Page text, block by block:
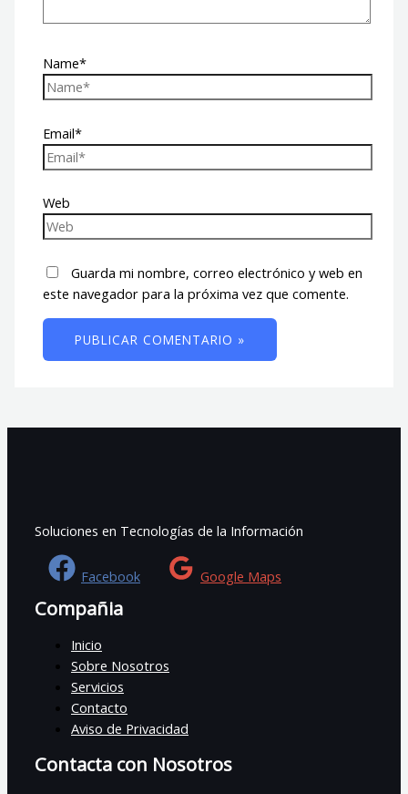
Name*
Email*
Web
Guarda mi nombre, correo electrónico y web en
este navegador para la próxima vez que comente.
Soluciones en Tecnologías de la Información
Facebook Google Maps
Compañia
Inicio
Sobre Nosotros
Servicios
Contacto
Aviso de Privacidad
Contacta con Nosotros